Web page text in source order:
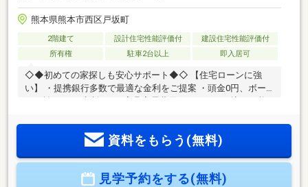
熊本県熊本市西区戸坂町
2階建て 設計住宅性能評価付
建設住宅性能評価付
所有権
駐車2台以上 即入居可
◇◆初めての家探しも安心サポート◆◇ 【住宅ローンに強
い】 ・提携銀行多数で最適な金利をご提案 ・頭金0円、ボー
社分譲住宅も多数取り扱い ・周辺の類似物件もまとめて比較
可能 【ご家族で来店しやすい】 ・大型駐車場完備 ・キッズス
様のペースで理想の住まい探しをお手伝いします
資料をもらう(無料)
見学予約をする(無料)